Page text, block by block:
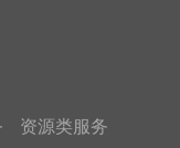
资源类服务